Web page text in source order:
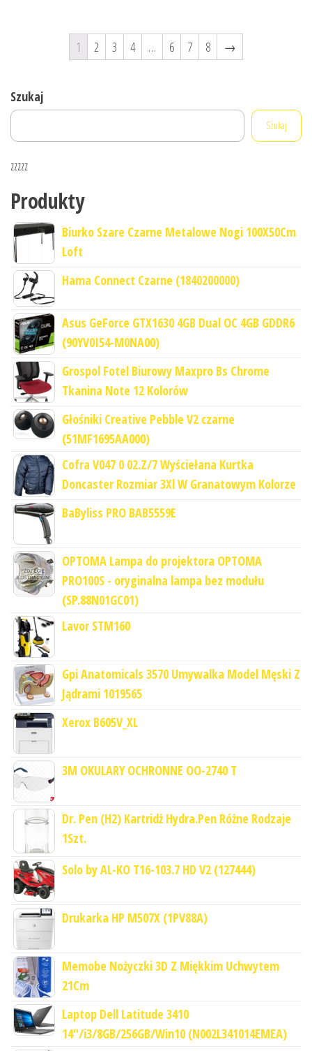
1 2 3 4 … 6 7 8 →
Szukaj
Szukaj
zzzzz
Produkty
Biurko Szare Czarne Metalowe Nogi 100X50Cm
Loft
Hama Connect Czarne (1840200000)
Asus GeForce GTX1630 4GB Dual OC 4GB GDDR6
(90YV0I54-M0NA00)
Grospol Fotel Biurowy Maxpro Bs Chrome
Tkanina Note 12 Kolorów
Głośniki Creative Pebble V2 czarne
(51MF1695AA000)
Cofra V047 0 02.Z/7 Wyściełana Kurtka
Doncaster Rozmiar 3Xl W Granatowym Kolorze
BaByliss PRO BAB5559E
OPTOMA Lampa do projektora OPTOMA
PRO100S - oryginalna lampa bez modułu
(SP.88N01GC01)
Lavor STM160
Gpi Anatomicals 3570 Umywalka Model Męski Z
Jądrami 1019565
Xerox B605V_XL
3M OKULARY OCHRONNE OO-2740 T
Dr. Pen (H2) Kartridż Hydra.Pen Różne Rodzaje
1Szt.
Solo by AL-KO T16-103.7 HD V2 (127444)
Drukarka HP M507X (1PV88A)
Memobe Nożyczki 3D Z Miękkim Uchwytem
21Cm
Laptop Dell Latitude 3410
14"/i3/8GB/256GB/Win10 (N002L341014EMEA)